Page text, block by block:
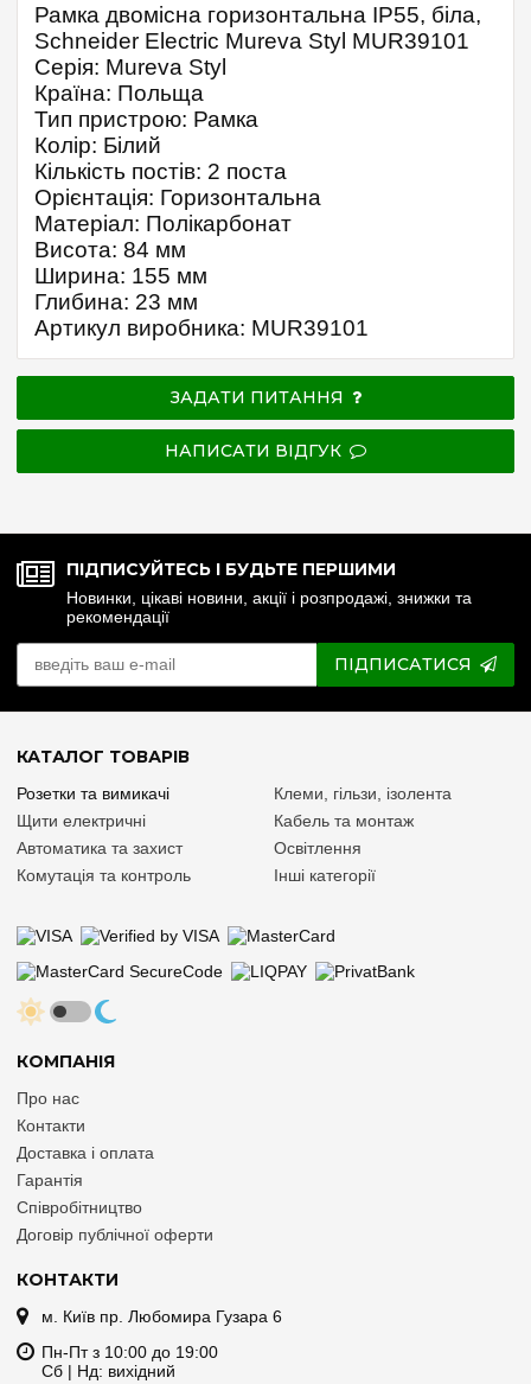
Рамка двомісна горизонтальна IP55, біла,
Schneider Electric Mureva Styl MUR39101
Серія: Mureva Styl
Країна: Польща
Тип пристрою: Рамка
Колір: Білий
Кількість постів: 2 поста
Орієнтація: Горизонтальна
Матеріал: Полікарбонат
Висота: 84 мм
Ширина: 155 мм
Глибина: 23 мм
Артикул виробника: MUR39101
ЗАДАТИ ПИТАННЯ
НАПИСАТИ ВІДГУК
ПІДПИСУЙТЕСЬ І БУДЬТЕ ПЕРШИМИ
Новинки, цікаві новини, акції і розпродажі, знижки та
рекомендації
ПІДПИСАТИСЯ
КОНТАКТИ
м. Київ пр. Любомира Гузара 6
Пн-Пт з 10:00 до 19:00
Сб | Нд: вихідний
КОМПАНІЯ
Про нас
Контакти
Доставка і оплата
Гарантія
Співробітництво
Договір публічної оферти
КАТАЛОГ ТОВАРІВ
Розетки та вимикачі
Щити електричні
Автоматика та захист
Комутація та контроль
Клеми, гільзи, ізолента
Кабель та монтаж
Освітлення
Інші категорії